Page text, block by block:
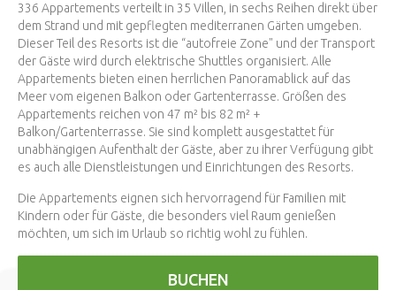
336 Appartements verteilt in 35 Villen, in sechs Reihen direkt über
dem Strand und mit gepflegten mediterranen Gärten umgeben.
Dieser Teil des Resorts ist die “autofreie Zone" und der Transport
der Gäste wird durch elektrische Shuttles organisiert. Alle
Appartements bieten einen herrlichen Panoramablick auf das
Meer vom eigenen Balkon oder Gartenterrasse. Größen des
Appartements reichen von 47 m² bis 82 m² +
Balkon/Gartenterrasse. Sie sind komplett ausgestattet für
unabhängigen Aufenthalt der Gäste, aber zu ihrer Verfügung gibt
es auch alle Dienstleistungen und Einrichtungen des Resorts.
Die Appartements eignen sich hervorragend für Familien mit
Kindern oder für Gäste, die besonders viel Raum genießen
möchten, um sich im Urlaub so richtig wohl zu fühlen.
BUCHEN